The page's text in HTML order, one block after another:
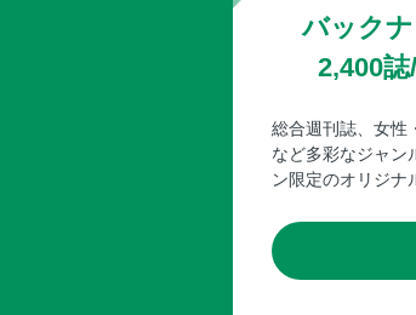
バック
2,400
総合週刊誌、女性
など多彩なジャン
ン限定のオリジナ